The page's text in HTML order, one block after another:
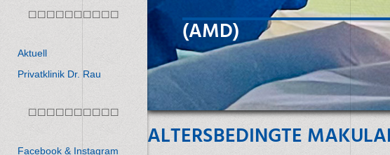
☐☐☐☐☐☐☐☐☐☐
Aktuell
Privatklinik Dr. Rau
☐☐☐☐☐☐☐☐☐☐
Facebook & Instagram
(AMD)
ALTERSBEDINGTE